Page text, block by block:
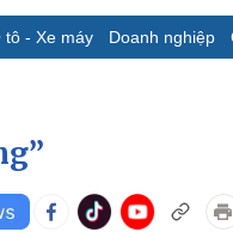
tô - Xe máy Doanh nghiệp
Bất